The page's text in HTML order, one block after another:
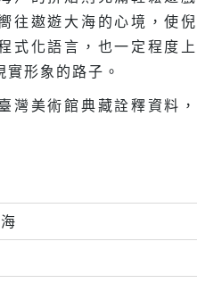
往遨遊大海的心境，使倪
式化語言，也一定程度上
形象的路子。
灣美術館典藏詮釋資料，